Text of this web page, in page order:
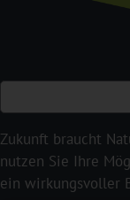
Zukunft braucht
nutzen Sie Ihre
ein wirkungsvoller